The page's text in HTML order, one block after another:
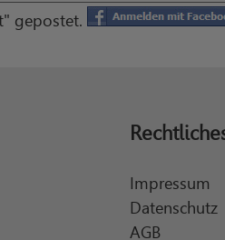
gepostet.
Impressum
Datenschutz
AGB